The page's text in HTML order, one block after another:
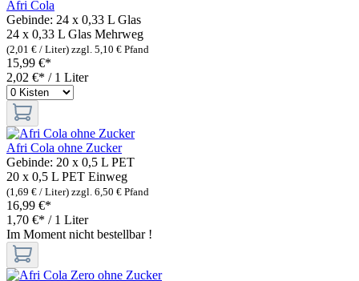
Afri Cola
Gebinde: 24 x 0,33 L Glas
24 x 0,33 L Glas Mehrweg
(2,01 € / Liter) zzgl. 5,10 € Pfand
15,99 €*
2,02 €* / 1 Liter
Afri Cola ohne Zucker
Gebinde: 20 x 0,5 L PET
20 x 0,5 L PET Einweg
(1,69 € / Liter) zzgl. 6,50 € Pfand
16,99 €*
1,70 €* / 1 Liter
Im Moment nicht bestellbar !